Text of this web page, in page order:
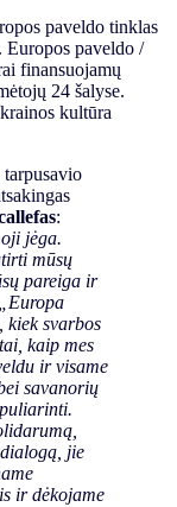
paveldo tinklas
Europos paveldo /
finansuojamų
24 šalyse.
kultūra
:
jėga.
mūsų
pareiga ir
kiek svarbos
kaip mes
ir visame
savanorių
jie
ir dėkojame